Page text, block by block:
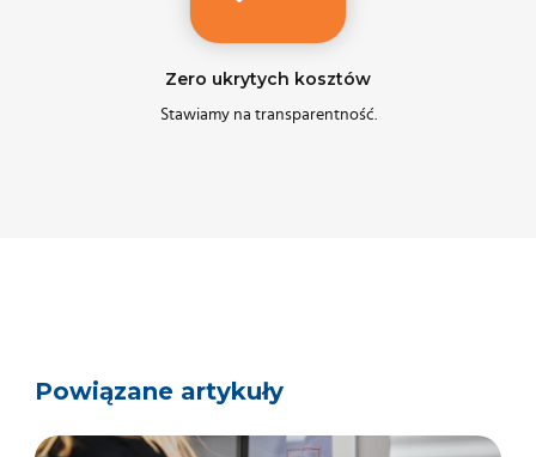
Zero ukrytych kosztów
Stawiamy na transparentność.
Powiązane artykuły